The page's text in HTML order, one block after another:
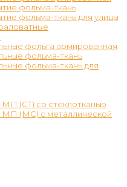
фольма-ткань
фольма-ткань для улицы
фольга армированная
фольма-ткань
фольма-ткань для
(СТ) со стеклотканью
(МС) с металлической